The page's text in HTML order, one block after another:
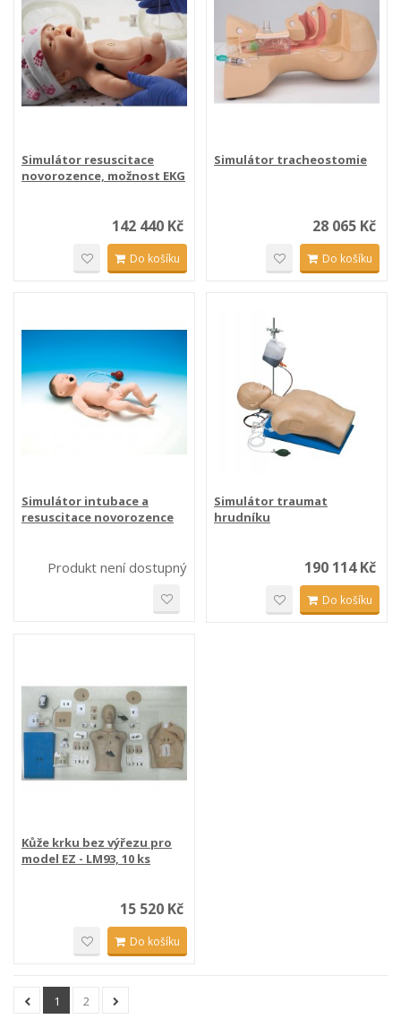
Simulátor resuscitace
novorozence, možnost EKG
142 440 Kč
Do košíku
Simulátor tracheostomie
28 065 Kč
Do košíku
Simulátor intubace a
resuscitace novorozence
Produkt není dostupný
Simulátor traumat
hrudníku
190 114 Kč
Do košíku
Kůže krku bez výřezu pro
model EZ - LM93, 10 ks
15 520 Kč
Do košíku
1 2